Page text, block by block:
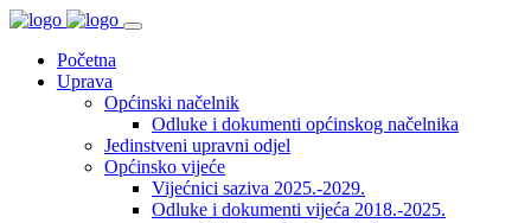
Početna
Uprava
Općinski načelnik
Odluke i dokumenti općinskog načelnika
Jedinstveni upravni odjel
Općinsko vijeće
Vijećnici saziva 2025.-2029.
Odluke i dokumenti vijeća 2018.-2025.